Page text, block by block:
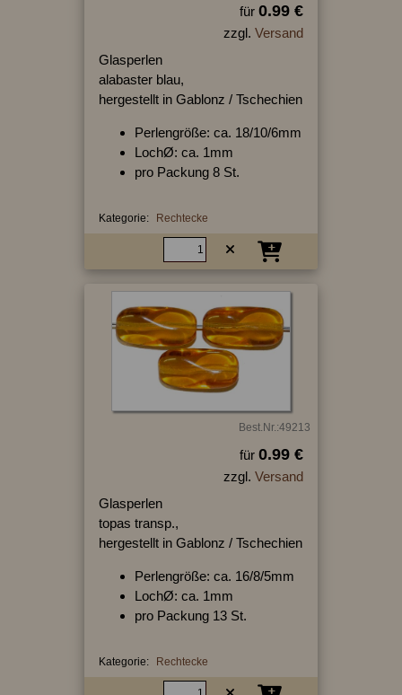
für 0.99 €
zzgl. Versand
Glasperlen
alabaster blau,
hergestellt in Gablonz / Tschechien
Perlengröße: ca. 18/10/6mm
LochØ: ca. 1mm
pro Packung 8 St.
Kategorie: Rechtecke
Best.Nr.:49213
für 0.99 €
zzgl. Versand
Glasperlen
topas transp.,
hergestellt in Gablonz / Tschechien
Perlengröße: ca. 16/8/5mm
LochØ: ca. 1mm
pro Packung 13 St.
Kategorie: Rechtecke